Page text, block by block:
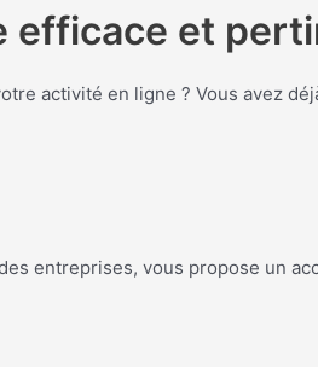
efficace et
activité en ligne ? Vous avez
entreprises, vous propose un